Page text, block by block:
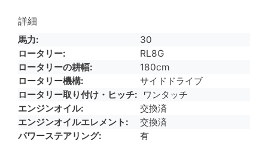
詳細
馬力
30
ロータリー
RL8G
ロータリーの耕幅
180cm
ロータリー機構
サイドドライブ
ロータリー取り付け・ヒッチ
ワンタッチ
エンジンオイル
交換済
エンジンオイルエレメント
交換済
パワーステアリング
有